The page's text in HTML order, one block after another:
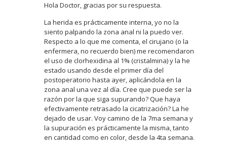
Hola Doctor, gracias por su respuesta.
La herida es prácticamente interna, yo no la
siento palpando la zona anal ni la puedo ver.
Respecto a lo que me comenta, el cirujano (o la
enfermera, no recuerdo bien) me recomendaron
el uso de clorhexidina al 1% (cristalmina) y la he
estado usando desde el primer día del
postoperatorio hasta ayer, aplicándola en la
zona anal una vez al día. Cree que puede ser la
razón por la que siga supurando? Que haya
efectivamente retrasado la cicatrización? La he
dejado de usar. Voy camino de la 7ma semana y
la supuración es prácticamente la misma, tanto
en cantidad como en color, desde la 4ta semana.